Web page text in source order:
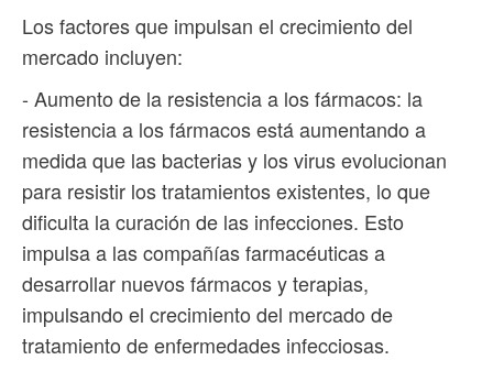
Los factores que impulsan el crecimiento del
mercado incluyen:
- Aumento de la resistencia a los fármacos: la
resistencia a los fármacos está aumentando a
medida que las bacterias y los virus evolucionan
para resistir los tratamientos existentes, lo que
dificulta la curación de las infecciones. Esto
impulsa a las compañías farmacéuticas a
desarrollar nuevos fármacos y terapias,
impulsando el crecimiento del mercado de
tratamiento de enfermedades infecciosas.